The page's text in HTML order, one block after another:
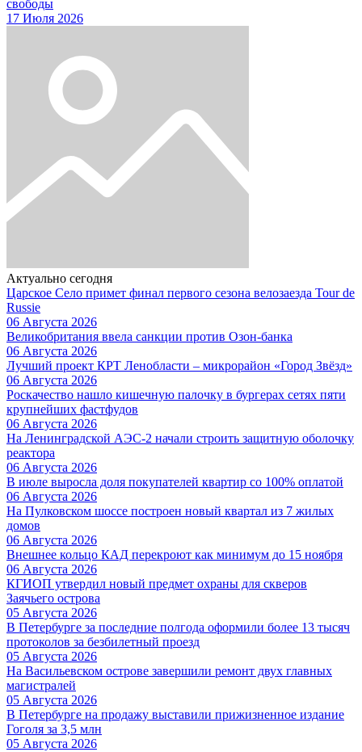
свободы
17 Июля 2026
Актуально сегодня
Царское Село примет финал первого сезона велозаезда Tour de
Russie
06 Августа 2026
Великобритания ввела санкции против Озон-банка
06 Августа 2026
Лучший проект КРТ Ленобласти – микрорайон «Город Звёзд»
06 Августа 2026
Роскачество нашло кишечную палочку в бургерах сетях пяти
крупнейших фастфудов
06 Августа 2026
На Ленинградской АЭС-2 начали строить защитную оболочку
реактора
06 Августа 2026
В июле выросла доля покупателей квартир со 100% оплатой
06 Августа 2026
На Пулковском шоссе построен новый квартал из 7 жилых
домов
06 Августа 2026
Внешнее кольцо КАД перекроют как минимум до 15 ноября
06 Августа 2026
КГИОП утвердил новый предмет охраны для скверов
Заячьего острова
05 Августа 2026
В Петербурге за последние полгода оформили более 13 тысяч
протоколов за безбилетный проезд
05 Августа 2026
На Васильевском острове завершили ремонт двух главных
магистралей
05 Августа 2026
В Петербурге на продажу выставили прижизненное издание
Гоголя за 3,5 млн
05 Августа 2026